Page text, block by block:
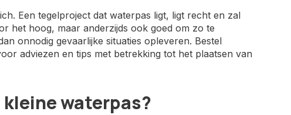
Een tegelproject dat waterpas ligt, ligt recht en zal
het hoog, maar anderzijds ook goed om zo te
onnodig gevaarlijke situaties opleveren. Bestel
adviezen en tips met betrekking tot het plaatsen van
waterpas?